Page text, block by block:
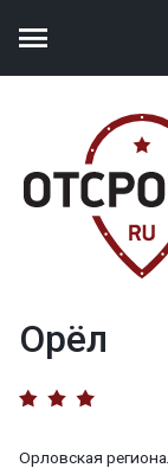

Орёл
Орловская